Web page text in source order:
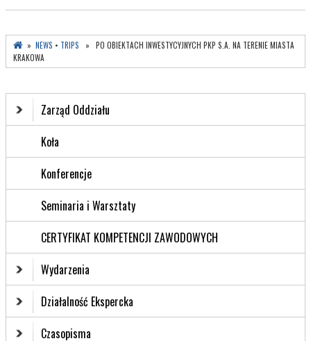
» NEWS • TRIPS » PO OBIEKTACH INWESTYCYJNYCH PKP S.A. NA TERENIE MIASTA
KRAKOWA
Zarząd Oddziału
Koła
Konferencje
Seminaria i Warsztaty
CERTYFIKAT KOMPETENCJI ZAWODOWYCH
Wydarzenia
Działalność Ekspercka
Czasopisma